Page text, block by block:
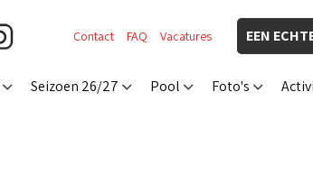
EEN
Contact FAQ Vacatures
Seizoen 26/27 Pool Foto's